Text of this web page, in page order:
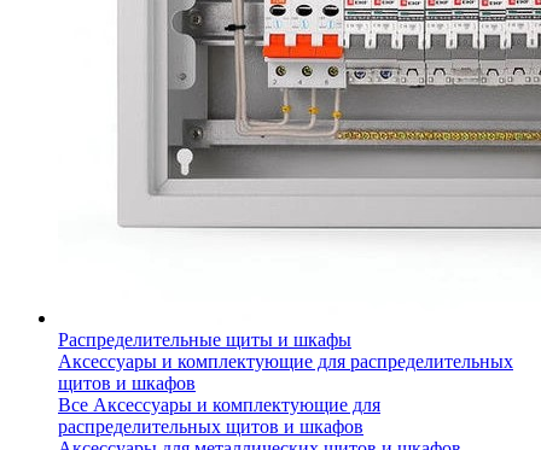
Распределительные щиты и шкафы
Аксессуары и комплектующие для распределительных
щитов и шкафов
Все Аксессуары и комплектующие для
распределительных щитов и шкафов